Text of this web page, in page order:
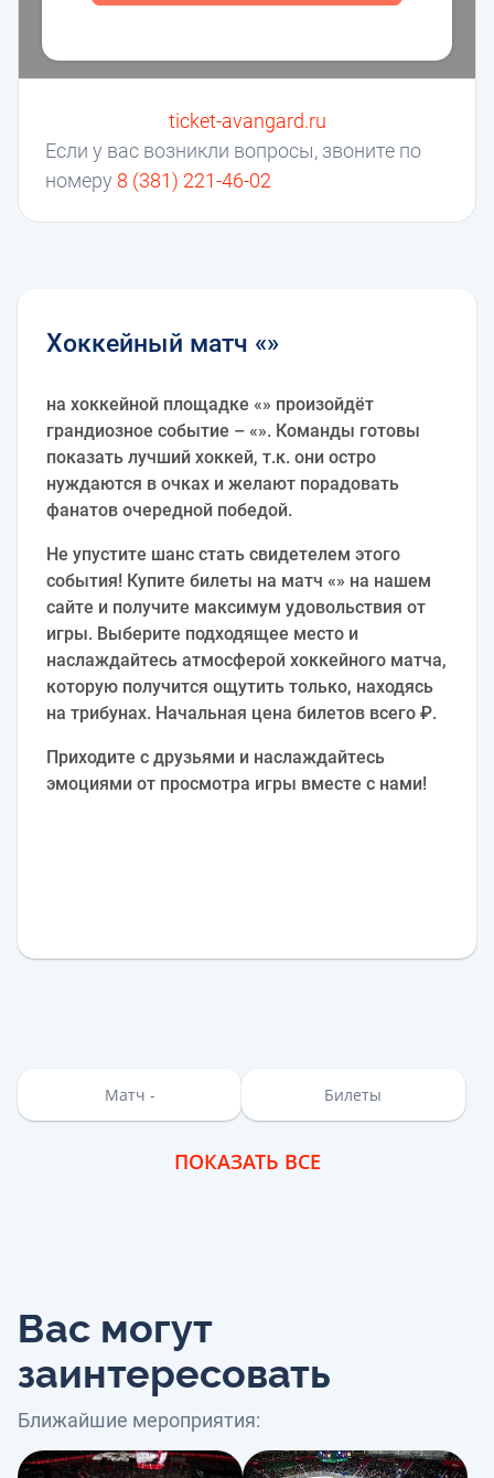
Если у вас возникли вопросы, звоните по
номеру 8 (381) 221-46-02
ticket-avangard.ru
Хоккейный матч «»
на хоккейной площадке «» произойдёт
грандиозное событие – «». Команды готовы
показать лучший хоккей, т.к. они остро
нуждаются в очках и желают порадовать
фанатов очередной победой.
Не упустите шанс стать свидетелем этого
события! Купите билеты на матч «» на нашем
сайте и получите максимум удовольствия от
игры. Выберите подходящее место и
наслаждайтесь атмосферой хоккейного матча,
которую получится ощутить только, находясь
на трибунах. Начальная цена билетов всего ₽.
Приходите с друзьями и наслаждайтесь
эмоциями от просмотра игры вместе с нами!
Матч - Билеты
ПОКАЗАТЬ ВСЕ
Вас могут
заинтересовать
Ближайшие мероприятия: